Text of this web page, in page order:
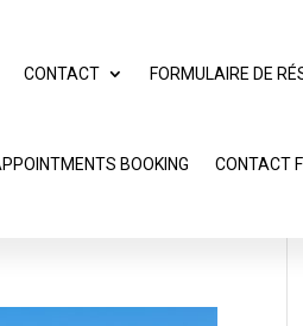
CONTACT FORMULAIRE DE
BOOKING CONTACT